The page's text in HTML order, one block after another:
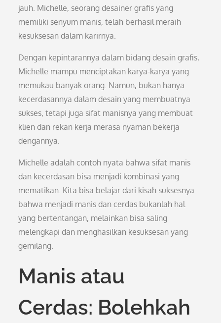
jauh. Michelle, seorang desainer grafis yang
memiliki senyum manis, telah berhasil meraih
kesuksesan dalam karirnya.
Dengan kepintarannya dalam bidang desain grafis,
Michelle mampu menciptakan karya-karya yang
memukau banyak orang. Namun, bukan hanya
kecerdasannya dalam desain yang membuatnya
sukses, tetapi juga sifat manisnya yang membuat
klien dan rekan kerja merasa nyaman bekerja
dengannya.
Michelle adalah contoh nyata bahwa sifat manis
dan kecerdasan bisa menjadi kombinasi yang
mematikan. Kita bisa belajar dari kisah suksesnya
bahwa menjadi manis dan cerdas bukanlah hal
yang bertentangan, melainkan bisa saling
melengkapi dan menghasilkan kesuksesan yang
gemilang.
Manis atau
Cerdas: Bolehkah